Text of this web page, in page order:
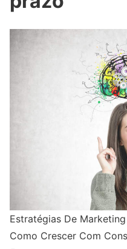
Estratégias De
Como Crescer Com